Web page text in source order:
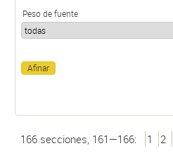
Peso de fuente
166 secciones, 161—166: 1 2